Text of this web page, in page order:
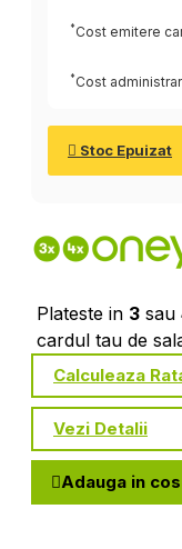
* Cost emitere
* Cost
Stoc Epuizat
Plateste in 3 sau
cardul tau de
Calculeaza
Vezi Detalii
Adauga in cos